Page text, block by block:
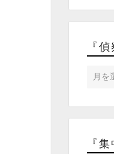
『偵
『